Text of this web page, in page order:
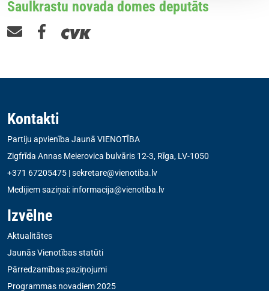
Saulkrastu novada domes deputāts
Kontakti
Partiju apvienība Jaunā VIENOTĪBA
Zigfrīda Annas Meierovica bulvāris 12-3, Rīga, LV-1050
+371 67205475 |sekretare@vienotiba.lv
Medijiem saziņai: informacija@vienotiba.lv
Izvēlne
Aktualitātes
Jaunās Vienotības statūti
Pārredzamības paziņojumi
Programmas novadiem 2025